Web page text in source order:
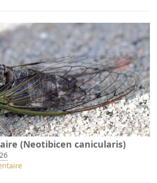
(Neotibicen canicularis)